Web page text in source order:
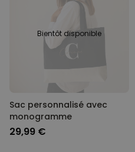
Bientôt disponible
Sac personnalisé avec
monogramme
29,99 €